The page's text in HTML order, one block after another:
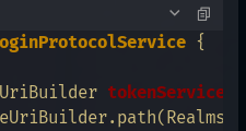
{
UriBuilder